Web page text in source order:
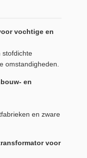
vochtige en
stofdichte
omstandigheden.
en
en zware
voor